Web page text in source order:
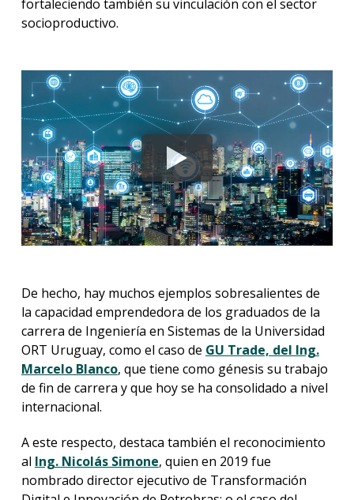
fortaleciendo también su vinculación con el sector
socioproductivo.
De hecho, hay muchos ejemplos sobresalientes de
la capacidad emprendedora de los graduados de la
carrera de Ingeniería en Sistemas de la Universidad
ORT Uruguay, como el caso de GU Trade, del Ing.
Marcelo Blanco, que tiene como génesis su trabajo
de fin de carrera y que hoy se ha consolidado a nivel
internacional.
A este respecto, destaca también el reconocimiento
al Ing. Nicolás Simone, quien en 2019 fue
nombrado director ejecutivo de Transformación